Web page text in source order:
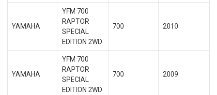
YAMAHA
YFM 700
RAPTOR
SPECIAL
EDITION 2WD
700 2010
YAMAHA
YFM 700
RAPTOR
SPECIAL
EDITION 2WD
700 2009